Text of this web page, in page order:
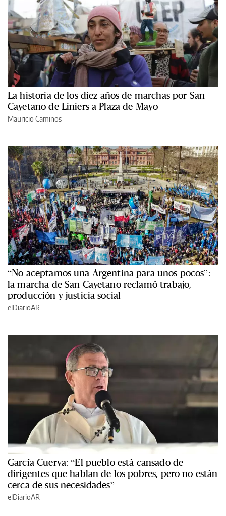
La historia de los diez años de marchas por San
Cayetano de Liniers a Plaza de Mayo
Mauricio Caminos
“No aceptamos una Argentina para unos pocos”:
la marcha de San Cayetano reclamó trabajo,
producción y justicia social
elDiarioAR
García Cuerva: “El pueblo está cansado de
dirigentes que hablan de los pobres, pero no están
cerca de sus necesidades”
elDiarioAR